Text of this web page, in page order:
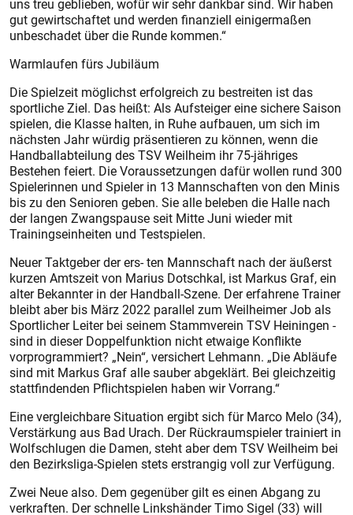
uns treu geblieben, wofür wir sehr dankbar sind. Wir haben
gut gewirtschaftet und werden finanziell einigermaßen
unbeschadet über die Runde kommen.“
Warmlaufen fürs Jubiläum
Die Spielzeit möglichst erfolgreich zu bestreiten ist das
sportliche Ziel. Das heißt: Als Aufsteiger eine sichere Saison
spielen, die Klasse halten, in Ruhe aufbauen, um sich im
nächsten Jahr würdig präsentieren zu können, wenn die
Handballabteilung des TSV Weilheim ihr 75-jähriges
Bestehen feiert. Die Voraussetzungen dafür wollen rund 300
Spielerinnen und Spieler in 13 Mannschaften von den Minis
bis zu den Senioren geben. Sie alle beleben die Halle nach
der langen Zwangspause seit Mitte Juni wieder mit
Trainingseinheiten und Testspielen.
Neuer Taktgeber der ers- ten Mannschaft nach der äußerst
kurzen Amtszeit von Marius Dotschkal, ist Markus Graf, ein
alter Bekannter in der Handball-Szene. Der erfahrene Trainer
bleibt aber bis März 2022 parallel zum Weilheimer Job als
Sportlicher Leiter bei seinem Stammverein TSV Heiningen -
sind in dieser Doppelfunktion nicht etwaige Konflikte
vorprogrammiert? „Nein“, versichert Lehmann. „Die Abläufe
sind mit Markus Graf alle sauber abgeklärt. Bei gleichzeitig
stattfindenden Pflichtspielen haben wir Vorrang.“
Eine vergleichbare Situation ergibt sich für Marco Melo (34),
Verstärkung aus Bad Urach. Der Rückraumspieler trainiert in
Wolfschlugen die Damen, steht aber dem TSV Weilheim bei
den Bezirksliga-Spielen stets erstrangig voll zur Verfügung.
Zwei Neue also. Dem gegenüber gilt es einen Abgang zu
verkraften. Der schnelle Linkshänder Timo Sigel (33) will